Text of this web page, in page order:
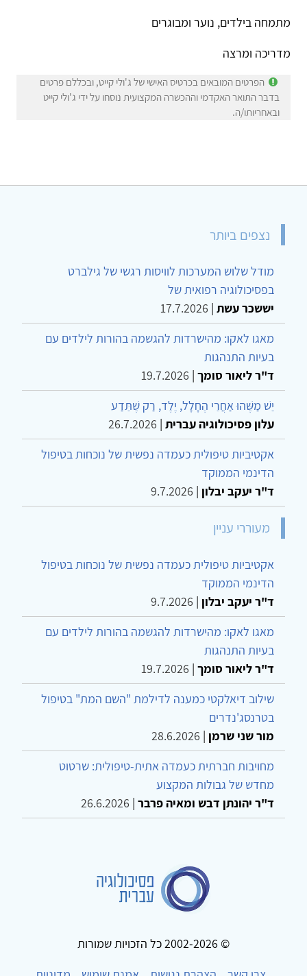
מתמחה בילדים, נוער ומבוגרים
מדריכה ומרצה
הפרטים המובאים בכרטיס האישי של ג'ולי קייט, ובכללם פרטים
בדבר התואר האקדמי וההכשרה המקצועית נוסחו על ידי ג'ולי קייט
ובאחריותו/ה.
נצפים ביותר
מודל שלוש המערכות לוויסות רגשי של גילברט
בפסיכולוגיה רפואית של
יששכר עשת |
17.7.2026
מאגו לאקו: מהישרדות להגשמה בהורות לילדים עם
בעיות התנהגות
ד"ר ליאור סומך |
19.7.2026
יֵשׁ מַשֶּׁהוּ אַחֲרֵי הֶחָלָל, יֶלֶד, רַק שֶׁתֵּדַע
עלון פסיכולוגיה עברית |
26.7.2026
אקטיביות טיפולית כעמדה נפשית של נוכחות בטיפול
הדינמי הממוקד
ד"ר יעקב יבלון |
9.7.2026
מעוררי עניין
אקטיביות טיפולית כעמדה נפשית של נוכחות בטיפול
הדינמי הממוקד
ד"ר יעקב יבלון |
9.7.2026
מאגו לאקו: מהישרדות להגשמה בהורות לילדים עם
בעיות התנהגות
ד"ר ליאור סומך |
19.7.2026
שילוב דיאלקטי כמענה לדילמת "השם המת" בטיפול
בטרנסג'נדרים
מור שני שרמן |
28.6.2026
מחויבות חברתית כעמדה אתית-טיפולית: שרטוט
מחדש של גבולות המקצוע
ד"ר יהונתן דבש ומאיה פרבר |
26.6.2026
© 2002-2026 כל הזכויות שמורות